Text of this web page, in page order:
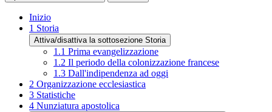
Inizio
1 Storia
Attiva/disattiva la sottosezione Storia
1.1 Prima evangelizzazione
1.2 Il periodo della colonizzazione francese
1.3 Dall'indipendenza ad oggi
2 Organizzazione ecclesiastica
3 Statistiche
4 Nunziatura apostolica